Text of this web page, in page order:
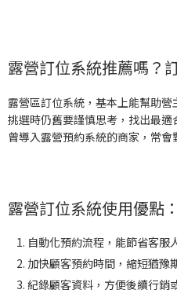
露營訂位系統推薦嗎？
露營區訂位系統，基本上能幫助
挑選時仍舊要謹慎思考，找出最
曾導入露營預約系統的商家，常會
露營訂位系統使用優點：
自動化預約流程，能節省客服
加快顧客預約時間，縮短猶豫
紀錄顧客資料，方便後續行銷